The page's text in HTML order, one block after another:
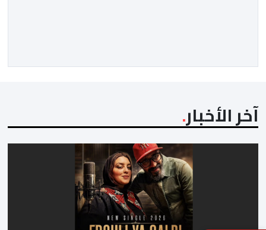
الكبيير للقطار فائق […]
آخر الأخبار